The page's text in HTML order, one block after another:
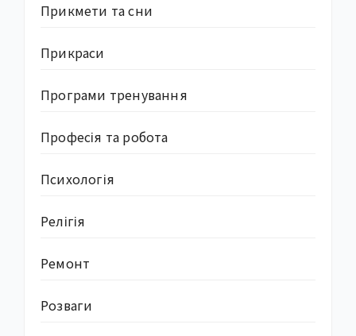
Прикмети та сни
Прикраси
Програми тренування
Професія та робота
Психологія
Релігія
Ремонт
Розваги